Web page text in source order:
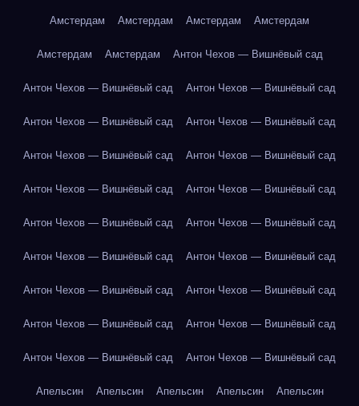
Амстердам Амстердам Амстердам Амстердам
Амстердам Амстердам Антон Чехов — Вишнёвый сад
Антон Чехов — Вишнёвый сад Антон Чехов — Вишнёвый сад
Антон Чехов — Вишнёвый сад Антон Чехов — Вишнёвый сад
Антон Чехов — Вишнёвый сад Антон Чехов — Вишнёвый сад
Антон Чехов — Вишнёвый сад Антон Чехов — Вишнёвый сад
Антон Чехов — Вишнёвый сад Антон Чехов — Вишнёвый сад
Антон Чехов — Вишнёвый сад Антон Чехов — Вишнёвый сад
Антон Чехов — Вишнёвый сад Антон Чехов — Вишнёвый сад
Антон Чехов — Вишнёвый сад Антон Чехов — Вишнёвый сад
Антон Чехов — Вишнёвый сад Антон Чехов — Вишнёвый сад
Апельсин Апельсин Апельсин Апельсин Апельсин